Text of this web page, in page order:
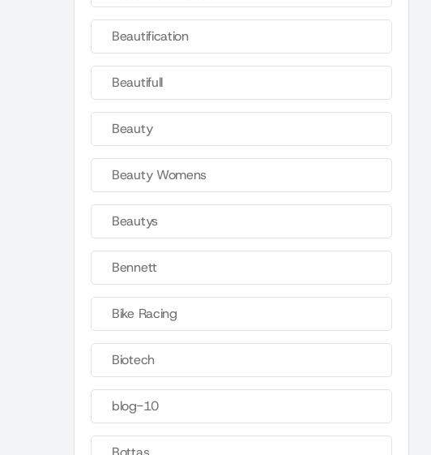
Beautification
Beautifull
Beauty
Beauty Womens
Beautys
Bennett
Bike Racing
Biotech
blog-10